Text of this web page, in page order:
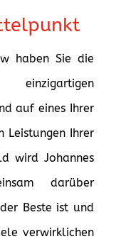
haben Sie die
auf eines Ihrer
Leistungen Ihrer
wird Johannes
darüber
Beste ist und
verwirklichen